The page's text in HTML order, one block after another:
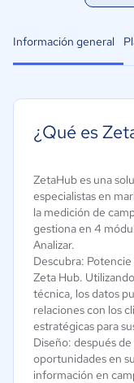
Información general
¿Qué es
ZetaHub es una
especialistas en
la medición de
gestiona en 4
Analizar.
Descubra:
Zeta Hub.
técnica, los datos
relaciones con los
estratégicas para
Diseño: después
oportunidades en
información en